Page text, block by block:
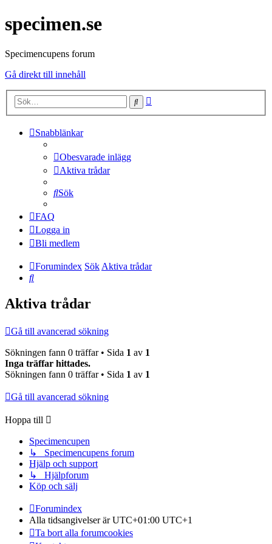
specimen.se
Specimencupens forum
Gå direkt till innehåll
Sök
Snabblänkar
Obesvarade inlägg
Aktiva trådar
Sök
FAQ
Logga in
Bli medlem
Forumindex SökAktiva trådar
Sök
Aktiva trådar
Gå till avancerad sökning
Sökningen fann 0 träffar • Sida 1 av 1
Inga träffar hittades.
Sökningen fann 0 träffar • Sida 1 av 1
Gå till avancerad sökning
Hoppa till
Specimencupen
↳ Specimencupens forum
Hjälp och support
↳ Hjälpforum
Köp och sälj
Forumindex
Alla tidsangivelser är UTC+01:00 UTC+1
Ta bort alla forumcookies